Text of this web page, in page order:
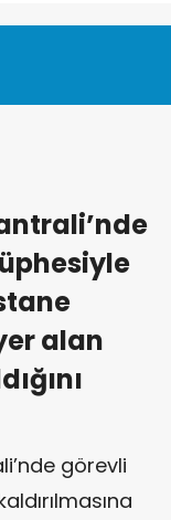
alan
görevli